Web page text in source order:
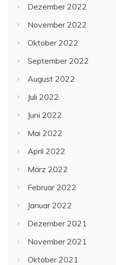
Dezember 2022
November 2022
Oktober 2022
September 2022
August 2022
Juli 2022
Juni 2022
Mai 2022
April 2022
März 2022
Februar 2022
Januar 2022
Dezember 2021
November 2021
Oktober 2021